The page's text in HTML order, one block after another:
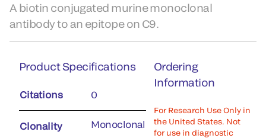
A biotin conjugated murine monoclonal
antibody to an epitope on C9.
Product Specifications
Citations 0
Clonality Monoclonal
Ordering
Information
For Research Use Only in
the United States. Not
for use in diagnostic